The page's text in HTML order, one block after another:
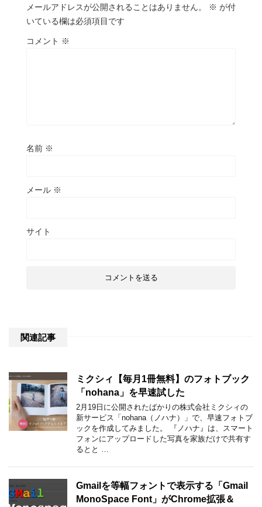
メールアドレスが公開されることはありません。 ※ が付
いている欄は必須項目です
コメント ※
名前 ※
メール ※
サイト
関連記事
ミクシィ【毎月1冊無料】のフォトブック
「nohana」を早速試した
2月19日に公開されたばかりの株式会社ミクシィの
新サービス「nohana（ノハナ）」で、早速フォトブ
ックを作成してみました。 『ノハナ』は、スマート
フォンにアップロードした写真を家族だけで共有す
るとと …
Gmailを等幅フォントで表示する「Gmail
MonoSpace Font」がChrome拡張＆